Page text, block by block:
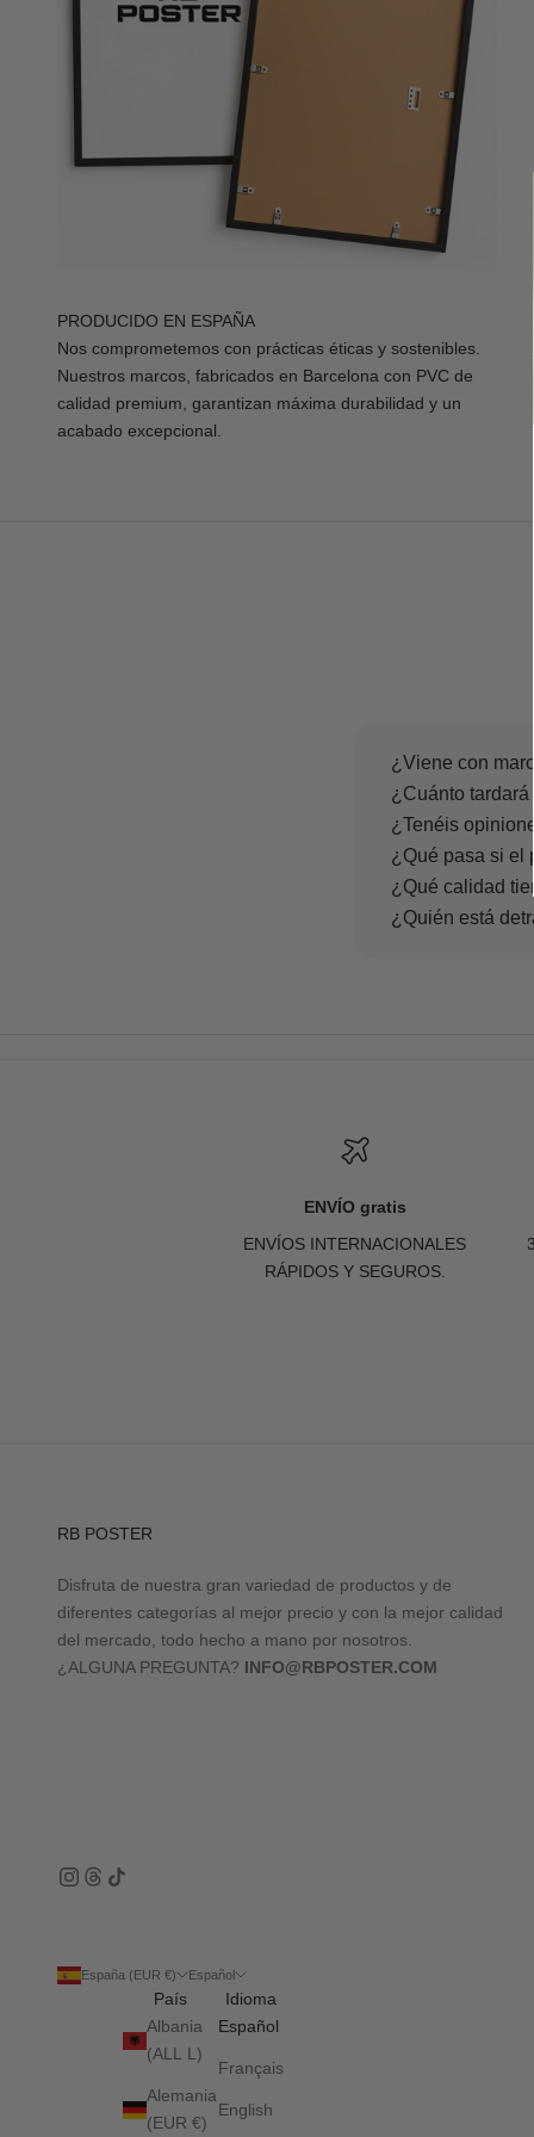
PRODUCIDO EN ESPAÑA
Nos comprometemos con prácticas éticas y sostenibles.
Nuestros marcos, fabricados en Barcelona con PVC de
calidad premium, garantizan máxima durabilidad y un
acabado excepcional.
¿Viene con
¿Cuánto
¿Tenéis
¿Qué pasa si el
¿Qué calidad
¿Quién está
ENVÍO gratis
ENVÍOS INTERNACIONALES
RÁPIDOS Y SEGUROS.
RB POSTER
Disfruta de nuestra gran variedad de productos y de
diferentes categorías al mejor precio y con la mejor calidad
del mercado, todo hecho a mano por nosotros.
¿ALGUNA PREGUNTA? INFO@RBPOSTER.COM
España (EUR €)
País
Albania
(ALL L)
Alemania
(EUR €)
Español
Idioma
Español
Français
English